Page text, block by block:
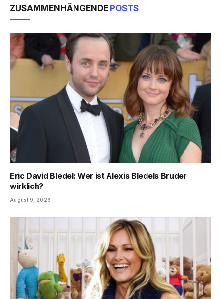
ZUSAMMENHÄNGENDE POSTS
Eric David Bledel: Wer ist Alexis Bledels Bruder
wirklich?
August 9, 2026